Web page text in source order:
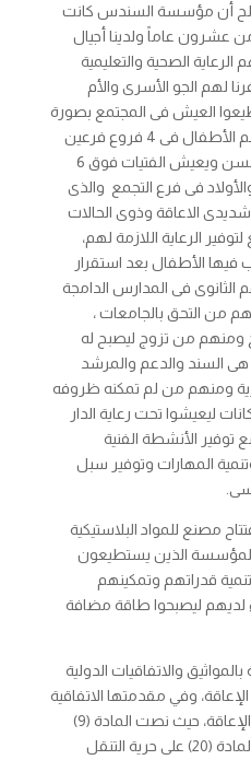
أن مؤسسة السندس كانت
منذ أكثر من عشرون عاماً ولدينا أجيال
الرعاية الصحية والتعليمية
لهم الجو الأسرى والأم
العيش فى المجتمع بصورة
كريمة ولدينا 250 طفل وينقسم الأطفال فى 4 فروع فرعين
فى مدينة نصر للرضع وصغار السن ويعيش الفتيات فوق 6
فى فرع التجمع والذى
شديدى الاعاقة وذوى الحالات
الرعاية اللازمة لهم،
الأطفال بعد استقرار
الثانوى فى المدارس الدامجة
من التحق بالجامعات ،
ومنهم من تزوج ليصبح له
السند والدعم والمرشد
ومنهم من لم تمكنه ظروفه
ليعيشوا تحت رعاية الدار
توفير الأنشطة الفنية
المهارات وتوفير سبل
مصنع للمواد البلاستيكية
المؤسسة الذين يستطيعون
قدراتهم وتمكينهم
لديهم ليصبحوا طاقة مضافة
والاتفاقيات الدولية
وفي مقدمتها الاتفاقية
الدولية لحقوق الأشخاص ذوي الإعاقة، حيث نصت المادة (9)
على ضمان إمكانية الوصول، والمادة (20) على حرية التنقل